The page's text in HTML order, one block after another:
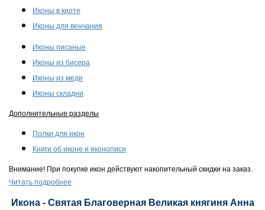
Иконы в киоте
Иконы для венчания
Иконы писаные
Иконы из бисера
Иконы из меди
Иконы складни
Дополнительные разделы
Полки для икон
Книги об иконе и иконописи
Внимание! При покупке икон действуют накопительный скидки на заказ.
Читать подробнее
Икона - Святая Благоверная Великая княгиня Анна